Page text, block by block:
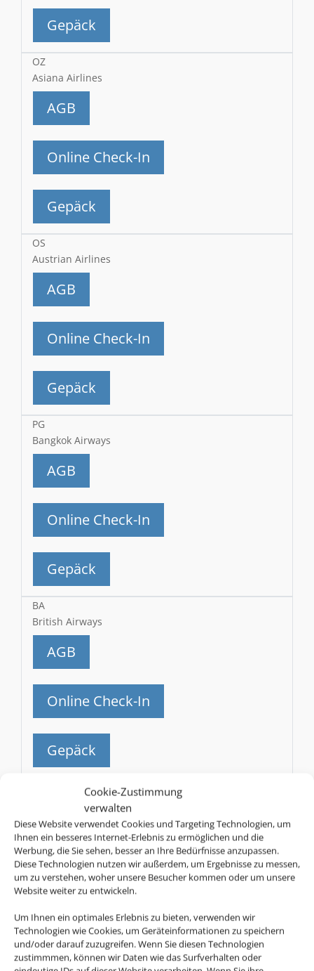
Cookie-Zustimmung
verwalten
Diese Website verwendet Cookies und Targeting Technologien, um
Ihnen ein besseres Internet-Erlebnis zu ermöglichen und die
Werbung, die Sie sehen, besser an Ihre Bedürfnisse anzupassen.
Diese Technologien nutzen wir außerdem, um Ergebnisse zu messen,
um zu verstehen, woher unsere Besucher kommen oder um unsere
Website weiter zu entwickeln.
Um Ihnen ein optimales Erlebnis zu bieten, verwenden wir
Technologien wie Cookies, um Geräteinformationen zu speichern
und/oder darauf zuzugreifen. Wenn Sie diesen Technologien
zustimmmen, können wir Daten wie das Surfverhalten oder
Gepäck
OZ
Asiana Airlines
AGB
Online Check-In
Gepäck
OS
Austrian Airlines
AGB
Online Check-In
Gepäck
PG
Bangkok Airways
AGB
Online Check-In
Gepäck
BA
British Airways
AGB
Online Check-In
Gepäck
Brussels Airlines
AGB
Online Check-In
Gepäck
BW